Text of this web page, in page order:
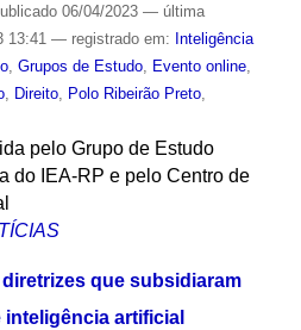
06/04/2023 — última
13:41 — registrado em: Inteligência
, Grupos de Estudo, Evento online,
, Direito, Polo Ribeirão Preto,
pelo Grupo de Estudo
do IEA-RP e pelo Centro de
que subsidiaram
artificial